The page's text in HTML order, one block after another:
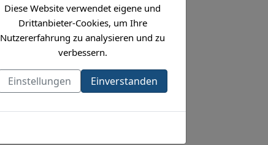
Diese Website verwendet eigene und
Drittanbieter-Cookies, um Ihre
Nutzererfahrung zu analysieren und zu
verbessern.
Einstellungen Einverstanden